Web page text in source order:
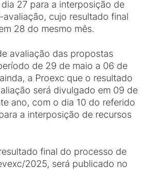
27 para a interposição de
avaliação, cujo resultado final
28 do mesmo mês.
avaliação das propostas
de 29 de maio a 06 de
a Proexc que o resultado
será divulgado em 09 de
ano, com o dia 10 do referido
a interposição de recursos
final do processo de
2025, será publicado no